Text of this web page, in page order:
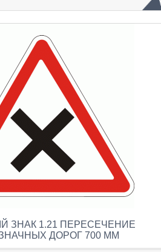
ЗНАК 1.21 ПЕРЕСЕЧЕНИЕ
ДОРОГ 700 ММ